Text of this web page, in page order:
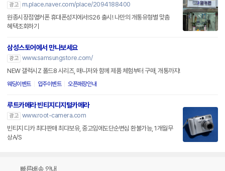
광고
m.place.naver.com/place/2094188400
원종시장점옆커폰 휴대폰성지에서!S26 출시! 나만의 개통유형별 맞춤
혜택조회하기
삼성스토어에서 만나보세요
광고 www.samsungstore.com/
NEW 갤럭시Z 폴드8 시리즈, 매니저와 함께 제품 체험부터 구매, 개통까지!
웨딩이벤트 입주이벤트 오픈매장안내
루트카메라 빈티지디지털카메라
광고 www.root-camera.com
빈티지 디카 최댜판매 최댜보유, 중고임에도단순변심 환불가능, 1개월무
상A/S
빠른배송 안내